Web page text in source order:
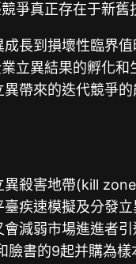
爭真正存在于新舊
長到損壞性臨界
立異結果的孵化
帶來的迭代競爭
殺害地帶(kill
疾速模擬及分發
減弱市場進進者
書的9起并購為